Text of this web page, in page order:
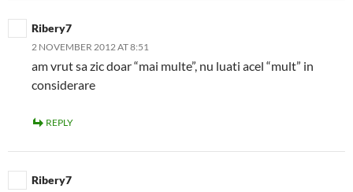
Ribery7
2 NOVEMBER 2012 AT 8:51
am vrut sa zic doar “mai multe”, nu luati acel “mult” in
considerare
REPLY
Ribery7